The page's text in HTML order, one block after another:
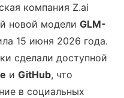
компания Z.ai
новой модели GLM-
15 июня 2026 года.
сделали доступной
и GitHub, что
в социальных